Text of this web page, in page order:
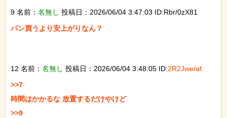
9 名前： 名無し 投稿日：2026/06/04 3:47:03 ID:Rbr/0zX81
パン買うより安上がりなん？
12 名前： 名無し 投稿日：2026/06/04 3:48:05 ID:2R2Jwe/af
>>7
時間はかかるな 放置するだけやけど
>>9